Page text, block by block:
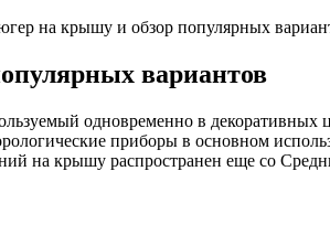
на крышу и обзор популярных
вариантов
одновременно в
приборы в основном
на крышу распространен еще со